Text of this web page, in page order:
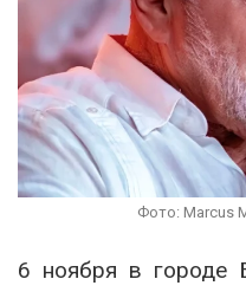
Фото: Marcus
6 ноября в городе